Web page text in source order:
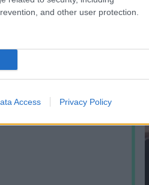
and other user protection.
Access Privacy Policy